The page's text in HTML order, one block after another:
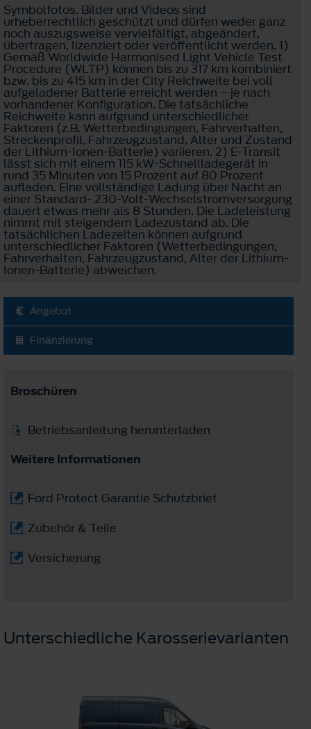
Symbolfotos. Bilder und Videos sind
urheberrechtlich geschützt und dürfen weder ganz
noch auszugsweise vervielfältigt, abgeändert,
übertragen, lizenziert oder veröffentlicht werden. 1)
Gemäß Worldwide Harmonised Light Vehicle Test
Procedure (WLTP) können bis zu 317 km kombiniert
bzw. bis zu 415 km in der City Reichweite bei voll
aufgeladener Batterie erreicht werden – je nach
vorhandener Konfiguration. Die tatsächliche
Reichweite kann aufgrund unterschiedlicher
Faktoren (z.B. Wetterbedingungen, Fahrverhalten,
Streckenprofil, Fahrzeugzustand, Alter und Zustand
der Lithium-Ionen-Batterie) variieren. 2) E-Transit
lässt sich mit einem 115 kW-Schnellladegerät in
rund 35 Minuten von 15 Prozent auf 80 Prozent
aufladen. Eine vollständige Ladung über Nacht an
einer Standard- 230-Volt-Wechselstromversorgung
dauert etwas mehr als 8 Stunden. Die Ladeleistung
nimmt mit steigendem Ladezustand ab. Die
tatsächlichen Ladezeiten können aufgrund
unterschiedlicher Faktoren (Wetterbedingungen,
Fahrverhalten, Fahrzeugzustand, Alter der Lithium-
Ionen-Batterie) abweichen.
Angebot
Finanzierung
Broschüren
Betriebsanleitung herunterladen
Weitere Informationen
Ford Protect Garantie Schutzbrief
Zubehör & Teile
Versicherung
Unterschiedliche Karosserievarianten